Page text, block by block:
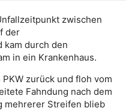
zwischen
der
kam durch den
in ein Krankenhaus.
zurück und floh vom
Fahndung nach dem
mehrerer Streifen blieb